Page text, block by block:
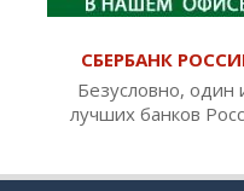
СБЕРБАНК
Безусловно, один
лучших банков